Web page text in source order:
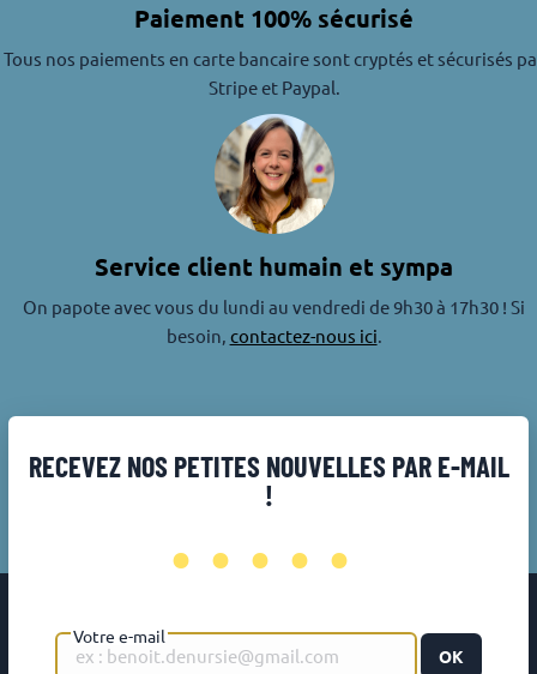
Paiement 100% sécurisé
Tous nos paiements en carte bancaire sont cryptés et sécurisés
Stripe et Paypal.
Service client humain et sympa
On papote avec vous du lundi au vendredi de 9h30 à 17h30 ! Si
besoin, contactez-nous ici.
RECEVEZ NOS PETITES NOUVELLES PAR E-MAIL
!
•••••
Votre e-mail
OK